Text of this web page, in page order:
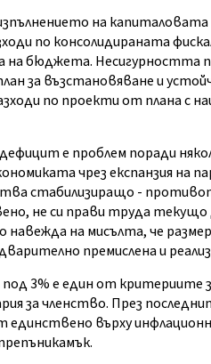
на
по консолидираната
на бюджета. Несигурността
за възстановяване и
по проекти от плана с
е проблем поради
чрез експанзия на
стабилизиращо -
не си прави труда текущо
навежда на мисълта, че
премислена и
3% е един от критериите
за членство. През
единствено върху